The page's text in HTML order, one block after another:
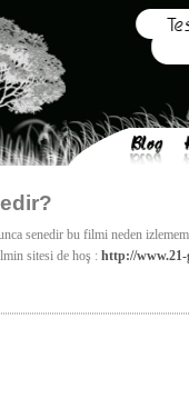
senedir bu filmi neden
sitesi de hoş : http://www.21-